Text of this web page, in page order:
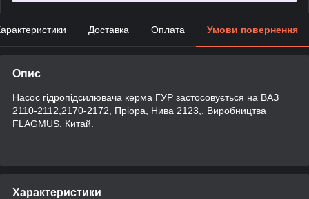
Доставка Оплата Умови повернення
Опис
Насос гідропідсилювача керма ГУР застосовується на ВАЗ
2110-2112,2170-2172, Пріора, Нива 2123,. Виробництва
FLAGMUS. Китай.
Характеристики